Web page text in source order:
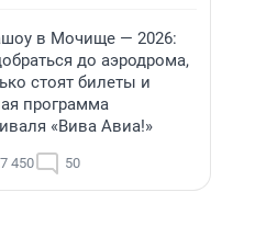
в Мочище — 2026:
до аэродрома,
стоят билеты и
программа
«Вива Авиа!»
450 50